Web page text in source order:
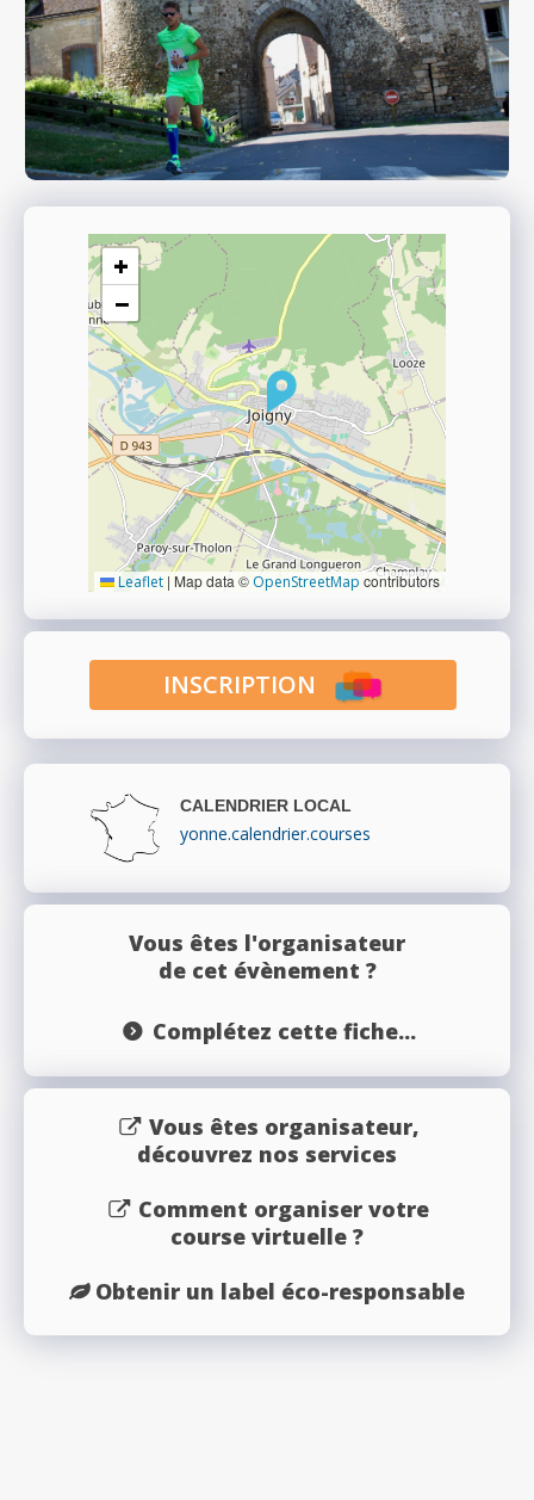
+
−
Leaflet | Map data ©OpenStreetMap contributors
INSCRIPTION
CALENDRIER LOCAL
yonne.calendrier.courses
Vous êtes l'organisateur
de cet évènement ?
Complétez cette fiche...
Vous êtes organisateur,
découvrez nos services
Comment organiser votre
course virtuelle ?
Obtenir un label éco-responsable